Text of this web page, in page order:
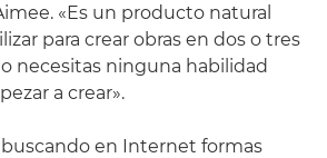
«Es un producto natural
para crear obras en dos o tres
necesitas ninguna habilidad
a crear».
en Internet formas